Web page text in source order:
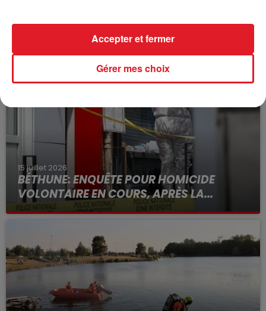
FIL D'ACTUS
15 juillet 2026
BÉTHUNE: ENQUÊTE POUR HOMICIDE
VOLONTAIRE EN COURS, APRÈS LA...
Selon les premiers éléments, le logement servait
Gérer mes choix
Accepter et fermer